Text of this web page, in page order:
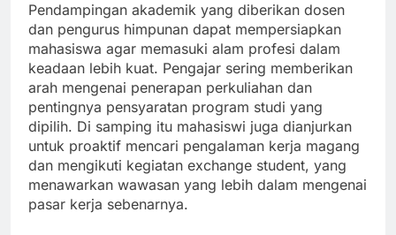
Pendampingan akademik yang diberikan dosen
dan pengurus himpunan dapat mempersiapkan
mahasiswa agar memasuki alam profesi dalam
keadaan lebih kuat. Pengajar sering memberikan
arah mengenai penerapan perkuliahan dan
pentingnya pensyaratan program studi yang
dipilih. Di samping itu mahasiswi juga dianjurkan
untuk proaktif mencari pengalaman kerja magang
dan mengikuti kegiatan exchange student, yang
menawarkan wawasan yang lebih dalam mengenai
pasar kerja sebenarnya.